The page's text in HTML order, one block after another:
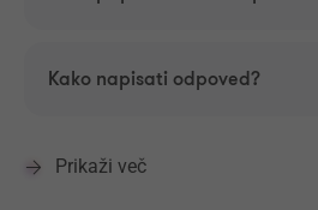
Kako napisati odpoved?
Prikaži več